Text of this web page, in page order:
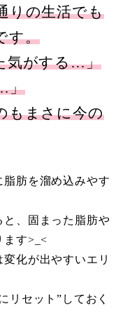
りの生活でも
す。
気がする…」
」
もまさに今の
肪を溜め込みやす
、固まった脂肪や
ます>_<
化が出やすいエリ
リセット”しておく